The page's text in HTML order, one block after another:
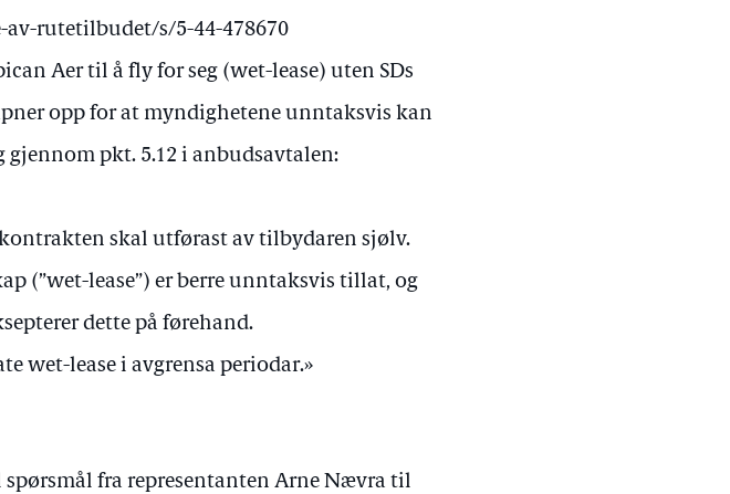
rutetilbudet/s/5-44-478670
Aer til å fly for seg (wet-lease) uten SDs
opp for at myndighetene unntaksvis kan
pkt. 5.12 i anbudsavtalen:
skal utførast av tilbydaren sjølv.
(”wet-lease”) er berre unntaksvis tillat, og
dette på førehand.
wet-lease i avgrensa periodar.»
fra representanten Arne Nævra til